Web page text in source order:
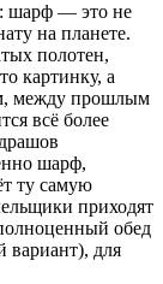
шарф — это не
на планете.
полотен,
картинку, а
между прошлым
всё более
шарф,
ту самую
приходят
обед
вариант), для